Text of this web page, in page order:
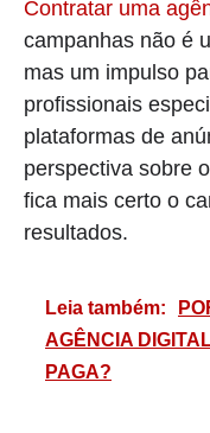
Contratar uma
campanhas não é
mas um impulso
profissionais
plataformas de
perspectiva sobre
fica mais certo o
resultados.
Leia também:
AGÊNCIA
PAGA?